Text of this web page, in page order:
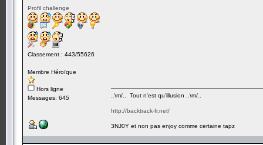
Profil challenge
Classement : 443/55626
Membre Héroïque
Hors ligne
Messages: 645
..\m/.. Tout n'est qu'illusion ..\m/..
http://backtrack-fr.net/
3NJ0Y et non pas enjoy comme certaine tapz